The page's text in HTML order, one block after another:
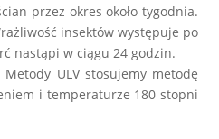
przez okres około tygodnia.
insektów występuje po
nastąpi w ciągu 24 godzin.
ULV stosujemy metodę
i temperaturze 180 stopni